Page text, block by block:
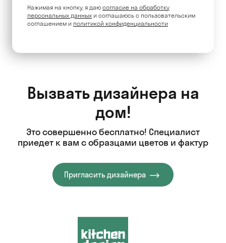
Нажимая на кнопку, я даю согласие на обработку
персональных данных и соглашаюсь c пользовательским
соглашением и политикой конфиденциальности
Вызвать дизайнера на
дом!
Это совершенно бесплатно! Специалист
приедет к вам с образцами цветов и фактур
Пригласить дизайнера